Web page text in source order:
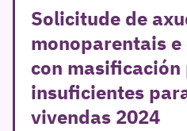
Solicitude de
monoparentais
con
insuficientes
vivendas 2024